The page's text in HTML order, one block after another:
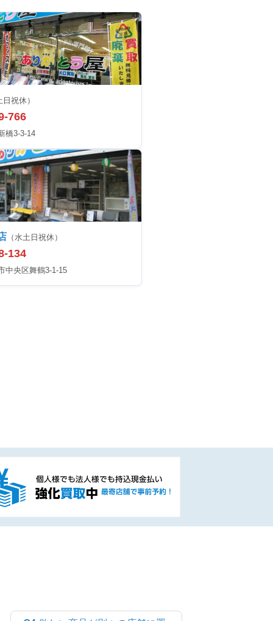
日祝休）
766
橋3-3-14
（水土日祝休）
134
中央区舞鶴3-1-15